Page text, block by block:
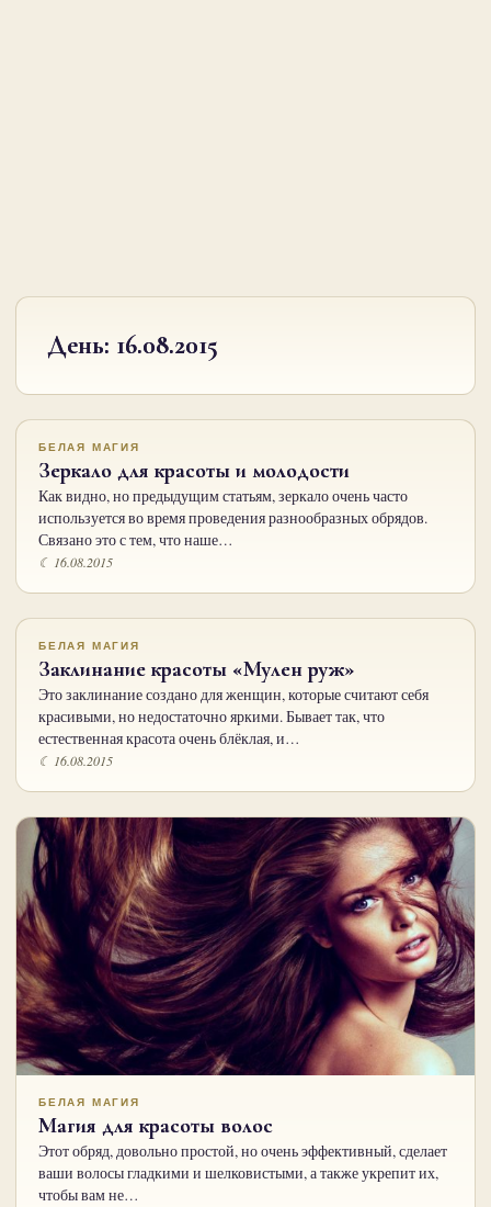
День: 16.08.2015
БЕЛАЯ МАГИЯ
Зеркало для красоты и молодости
Как видно, но предыдущим статьям, зеркало очень часто
используется во время проведения разнообразных обрядов.
Связано это с тем, что наше…
☾ 16.08.2015
БЕЛАЯ МАГИЯ
Заклинание красоты «Мулен руж»
Это заклинание создано для женщин, которые считают себя
красивыми, но недостаточно яркими. Бывает так, что
естественная красота очень блёклая, и…
☾ 16.08.2015
БЕЛАЯ МАГИЯ
Магия для красоты волос
Этот обряд, довольно простой, но очень эффективный, сделает
ваши волосы гладкими и шелковистыми, а также укрепит их,
чтобы вам не…